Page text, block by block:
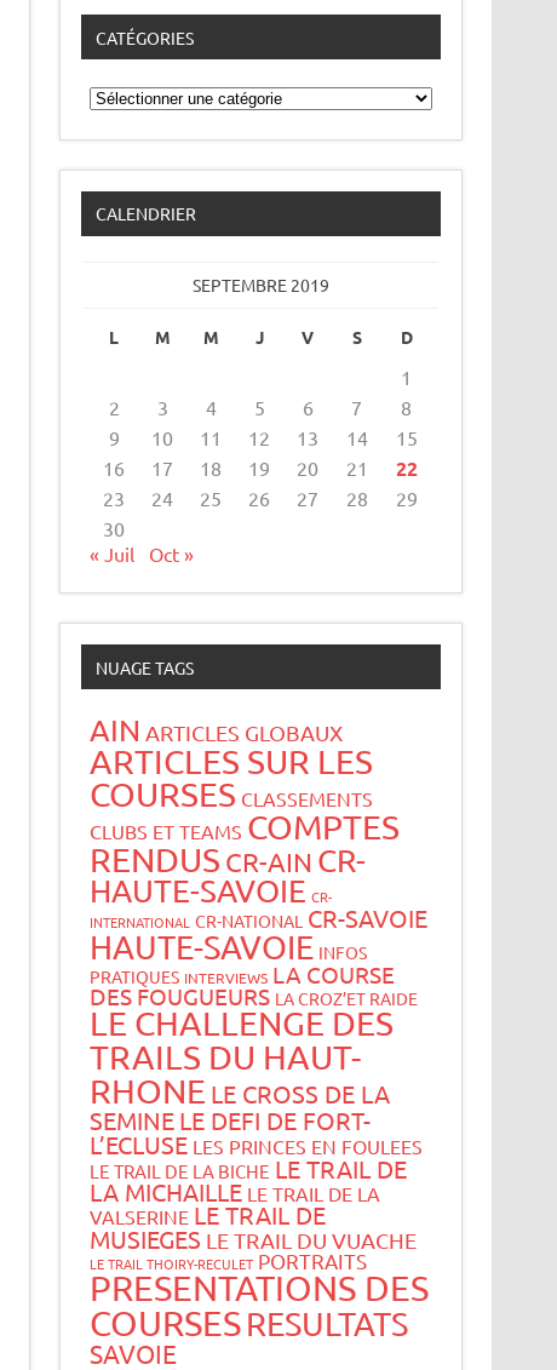
CATÉGORIES
Catégories
CALENDRIER
SEPTEMBRE 2019
L M M J V S D
1
2
3 4 5 6 7
8
9
10 11 12 13 14
15
16
17 18 19 20 21 22
23 24 25 26 27 28
29
30
« Juil
Oct »
NUAGE TAGS
AIN ARTICLES GLOBAUX
ARTICLES SUR LES
COURSES CLASSEMENTS
CLUBS ET TEAMS COMPTES
RENDUS CR-AIN CR-
HAUTE-SAVOIE CR-
INTERNATIONAL CR-NATIONAL CR-SAVOIE
HAUTE-SAVOIE INFOS
PRATIQUES INTERVIEWS LA COURSE
DES FOUGUEURS LA CROZ’ET RAIDE
LE CHALLENGE DES
TRAILS DU HAUT-
RHONE LE CROSS DE LA
SEMINE LE DEFI DE FORT-
L’ECLUSE LES PRINCES EN FOULEES
LE TRAIL DE LA BICHE LE TRAIL DE
LA MICHAILLE LE TRAIL DE LA
VALSERINE LE TRAIL DE
MUSIEGES LE TRAIL DU VUACHE
LE TRAIL THOIRY-RECULET PORTRAITS
PRESENTATIONS DES
COURSESRESULTATS
SAVOIE